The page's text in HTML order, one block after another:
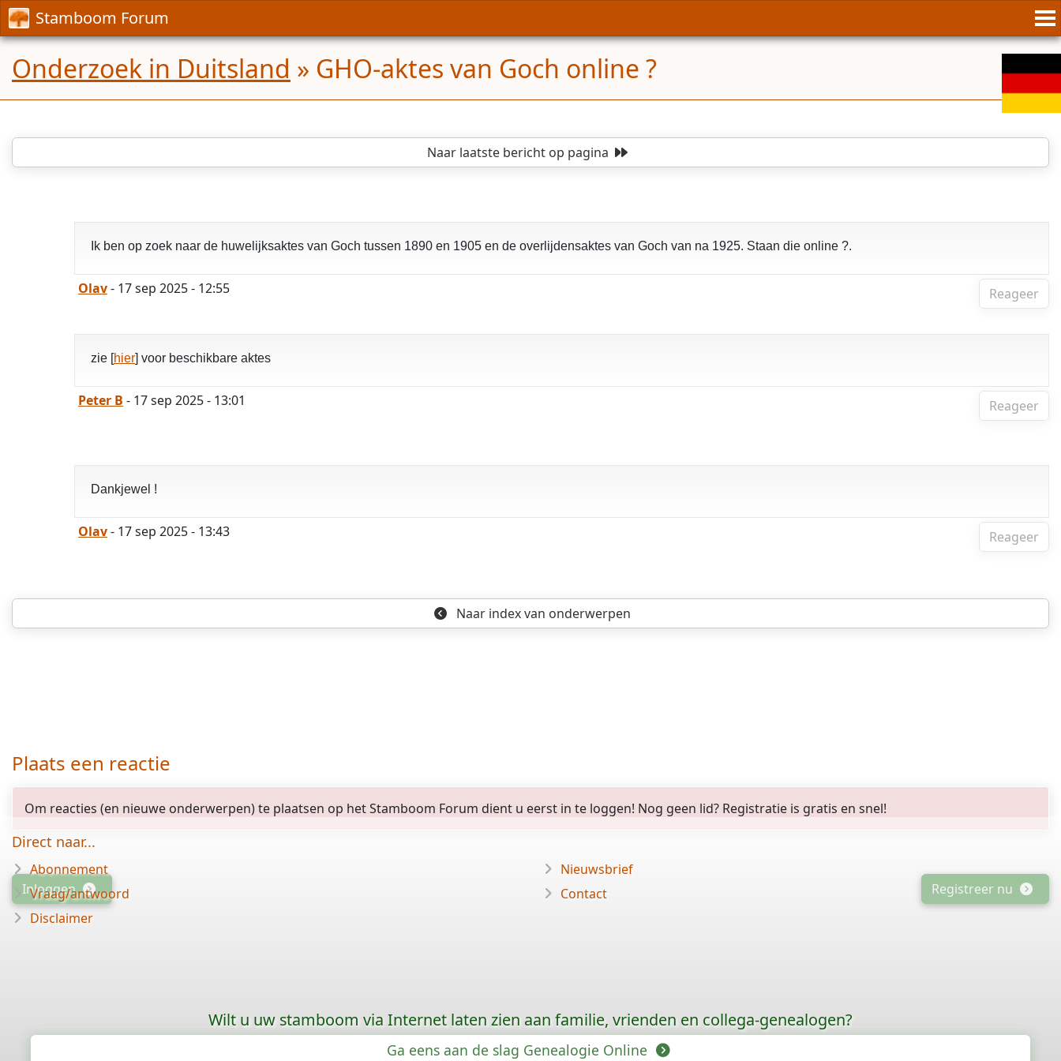
Stamboom Forum
Onderzoek in Duitsland » GHO-aktes van Goch online ?
Naar laatste berichtop pagina
Ik ben op zoek naar de huwelijksaktes van Goch tussen 1890 en 1905 en de overlijdensaktes van Goch van na 1925. Staan die online ?.
Reageer
Olav- 17 sep 2025 - 12:55
zie [hier] voor beschikbare aktes
Reageer
Peter B - 17 sep 2025 - 13:01
Dankjewel !
Reageer
Olav- 17 sep 2025 - 13:43
Naar indexvan onderwerpen
Plaats een reactie
Om reacties (en nieuwe onderwerpen) te plaatsen op het Stamboom Forum dient u eerst in te loggen! Nog geen lid? Registratie is gratis en snel!
Inloggen Registreer nu
Direct naar...
Abonnement
Vraag/antwoord
Disclaimer
Nieuwsbrief
Contact
Wilt u uw stamboom via Internet laten zien aan familie, vrienden en collega-genealogen?
Ga eens aan de slag Genealogie Online